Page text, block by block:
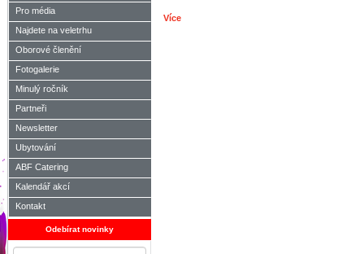
Pro média
Najdete na veletrhu
Oborové členění
Fotogalerie
Minulý ročník
Partneři
Newsletter
Ubytování
ABF Catering
Kalendář akcí
Kontakt
Odebírat novinky
Více